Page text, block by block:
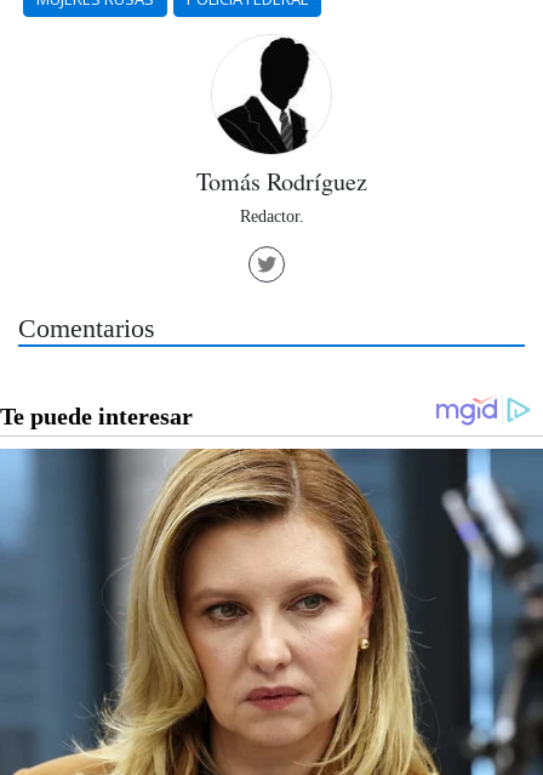
Tomás Rodríguez
Redactor.
Comentarios